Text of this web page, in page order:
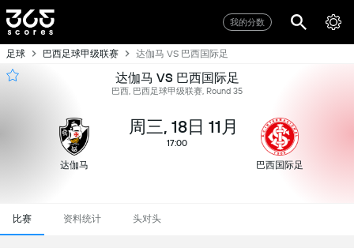
我的分数
足球 巴西足球甲级联赛 达伽马 VS 巴西国际足
达伽马 VS 巴西国际足
巴西, 巴西足球甲级联赛, Round 35
达伽马
周三, 18日 11月
17:00
巴西国际足
比赛 资料统计 头对头